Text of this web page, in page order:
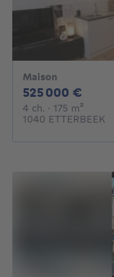
Maison
525 000 €
4 ch. 4 chambres
· 175 m²
1040 ETTERBEEK